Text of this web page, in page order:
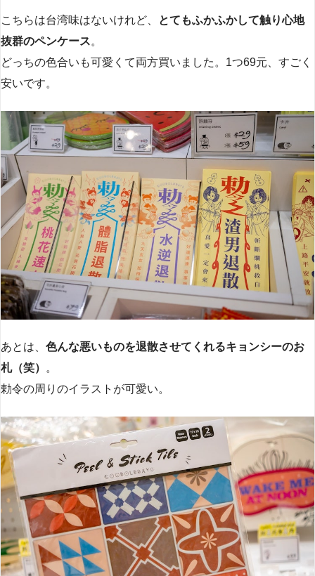
こちらは台湾味はないけれど、
とてもふかふかして触り心地
抜群のペンケース。
どっちの色合いも可愛くて両方買いました。1つ69元、すごく
安いです。
あとは、 色んな悪いものを退散させてくれるキョンシーのお
札（笑） 。
勅令の周りのイラストが可愛い。